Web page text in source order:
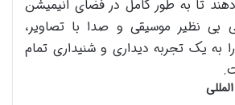
تا به طور کامل در فضای انیمیشن
بی نظیر موسیقی و صدا با تصاویر،
به یک تجربه دیداری و شنیداری تمام